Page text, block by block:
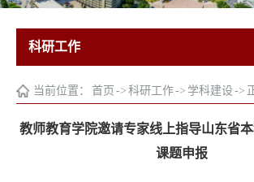
科研工作
当前位置： 首页 -> 科研工作-> 学科建设->
教师教育学院邀请专家线上指导山东省
课题申报